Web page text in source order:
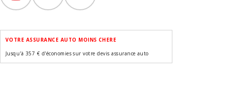
VOTRE ASSURANCE AUTO MOINS CHERE
Jusqu'à 357 € d'économies sur votre devis assurance auto